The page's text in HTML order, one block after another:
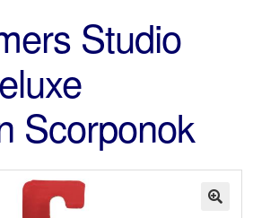
Studio
Scorponok